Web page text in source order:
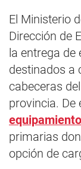
El Ministerio
Dirección de
la entrega
destinados a
cabeceras
provincia. De
equipamiento
primarias
opción de